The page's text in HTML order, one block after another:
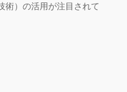
術）の活用が注目されて